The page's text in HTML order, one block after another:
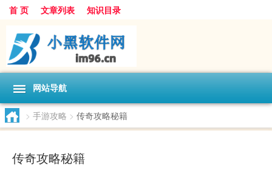
首 页 文章列表 知识目录
网站导航
> 手游攻略 > 传奇攻略秘籍
传奇攻略秘籍